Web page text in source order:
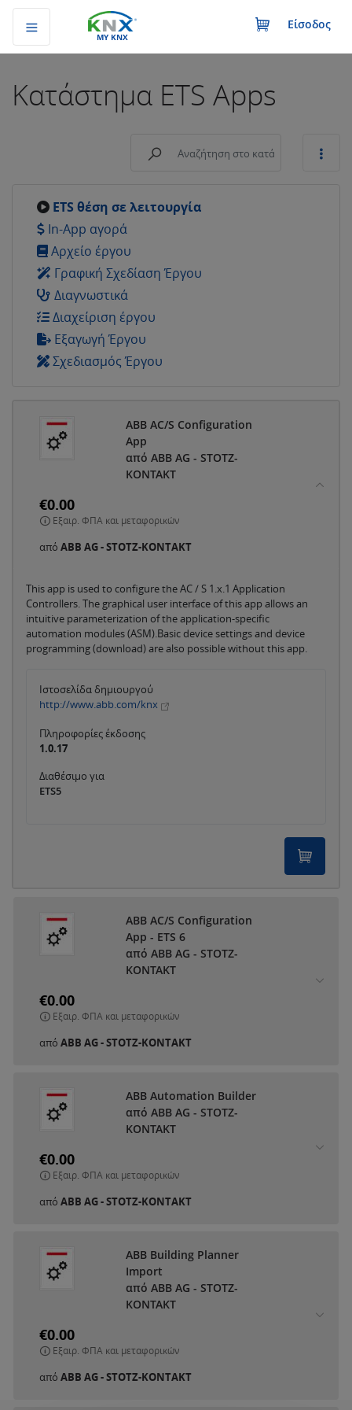
MY KNX
Είσοδος
Κατάστημα ETS Apps
ETS θέση σε λειτουργία
In-App αγορά
Αρχείο έργου
Γραφική Σχεδίαση Έργου
Διαγνωστικά
Διαχείριση έργου
Εξαγωγή Έργου
Σχεδιασμός Έργου
ABB AC/S Configuration
App
από ABB AG - STOTZ-
KONTAKT
€0.00
Εξαιρ. ΦΠΑ και μεταφορικών
από ABB AG - STOTZ-KONTAKT
This app is used to configure the AC / S 1.x.1 Application
Controllers. The graphical user interface of this app allows an
intuitive parameterization of the application-specific
automation modules (ASM).Basic device settings and device
programming (download) are also possible without this app.
Ιστοσελίδα δημιουργού
http://www.abb.com/knx
Πληροφορίες έκδοσης
1.0.17
Διαθέσιμο για
ETS5
ABB AC/S Configuration
App - ETS 6
από ABB AG - STOTZ-
KONTAKT
€0.00
Εξαιρ. ΦΠΑ και μεταφορικών
από ABB AG - STOTZ-KONTAKT
ABB Automation Builder
από ABB AG - STOTZ-
KONTAKT
€0.00
Εξαιρ. ΦΠΑ και μεταφορικών
από ABB AG - STOTZ-KONTAKT
ABB Building Planner
Import
από ABB AG - STOTZ-
KONTAKT
€0.00
Εξαιρ. ΦΠΑ και μεταφορικών
από ABB AG - STOTZ-KONTAKT